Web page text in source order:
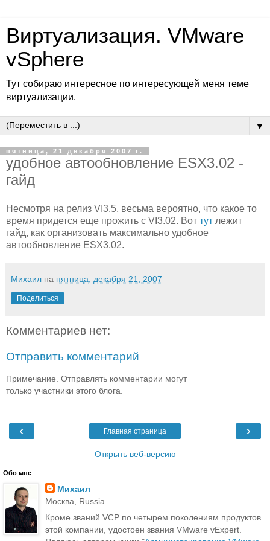
Виртуализация. VMware
vSphere
Тут собираю интересное по интересующей меня теме
виртуализации.
▼
пятница, 21 декабря 2007 г.
удобное автообновление ESX3.02 -
гайд
Несмотря на релиз VI3.5, весьма вероятно, что какое то
время придется еще прожить с VI3.02. Вот тут лежит
гайд, как организовать максимально удобное
автообновление ESX3.02.
Михаил на пятница, декабря 21, 2007
Поделиться
Комментариев нет:
Отправить комментарий
Примечание. Отправлять комментарии могут
только участники этого блога.
‹ ›
Главная страница
Открыть веб-версию
Обо мне
Михаил
Москва, Russia
Кроме званий VCP по четырем поколениям продуктов
этой компании, удостоен звания VMware vExpert.